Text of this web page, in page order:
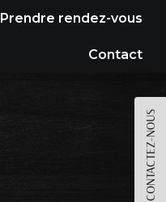
CONTACTEZ-NOUS
Prendre rendez-vous
Contact